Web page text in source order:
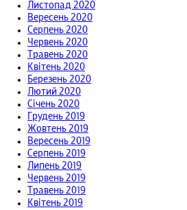
Листопад 2020
Вересень 2020
Серпень 2020
Червень 2020
Травень 2020
Квітень 2020
Березень 2020
Лютий 2020
Січень 2020
Грудень 2019
Жовтень 2019
Вересень 2019
Серпень 2019
Липень 2019
Червень 2019
Травень 2019
Квітень 2019